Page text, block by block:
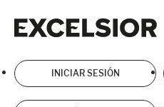
INICIAR SESIÓN